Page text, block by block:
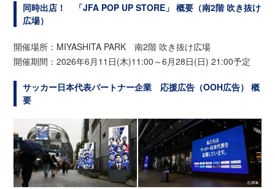
同時出店！ 「JFA POP UP STORE」 概要（南2階 吹き抜け
広場）
開催場所：MIYASHITA PARK 南2階 吹き抜け広場
開催期間：2026年6月11日(木)11:00～6月28日(日) 21:00予定
サッカー日本代表パートナー企業 応援広告（OOH広告） 概
要